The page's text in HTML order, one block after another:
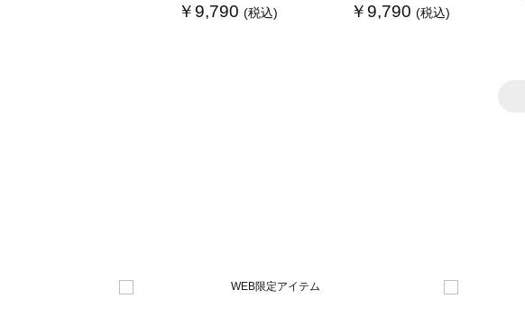
￥9,790 (税込) ￥9,790 (税込)